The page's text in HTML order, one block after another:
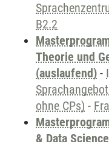
B2.2
Theorie und
(auslaufend) -
ohne CPs) -
& Data Science